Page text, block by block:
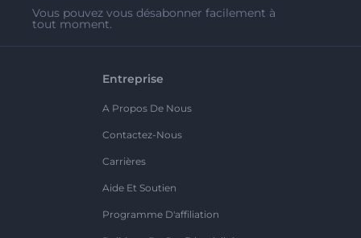
Vous pouvez vous désabonner facilement à
tout moment.
Entreprise
A Propos De Nous
Contactez-Nous
Carrières
Aide Et Soutien
Programme D'affiliation